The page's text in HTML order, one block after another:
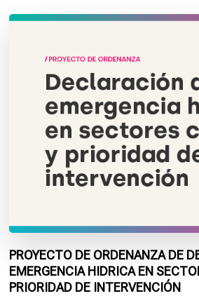
PROYECTO DE ORDENANZA DE
EMERGENCIA HIDRICA EN
PRIORIDAD DE INTERVENCIÓN